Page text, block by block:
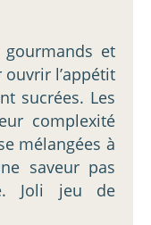
et
l’appétit
sucrées. Les
complexité
mélangées à
saveur pas
Joli jeu de